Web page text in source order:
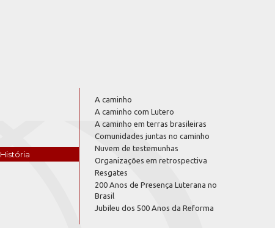
História
A caminho
A caminho com Lutero
A caminho em terras brasileiras
Comunidades juntas no caminho
Nuvem de testemunhas
Organizações em retrospectiva
Resgates
200 Anos de Presença Luterana no
Brasil
Jubileu dos 500 Anos da Reforma